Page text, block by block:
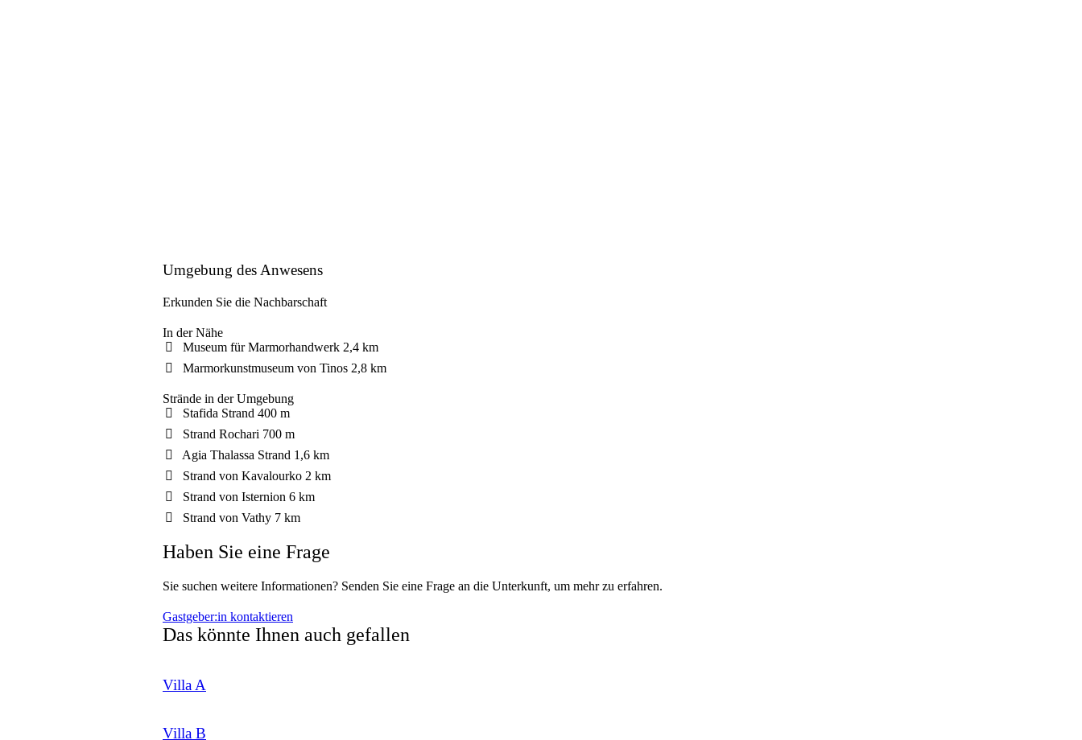
Umgebung des Anwesens
Erkunden Sie die Nachbarschaft
In der Nähe
Museum für Marmorhandwerk 2,4 km
Marmorkunstmuseum von Tinos 2,8 km
Strände in der Umgebung
Stafida Strand 400 m
Strand Rochari 700 m
Agia Thalassa Strand 1,6 km
Strand von Kavalourko 2 km
Strand von Isternion 6 km
Strand von Vathy 7 km
Haben Sie eine Frage
Sie suchen weitere Informationen? Senden Sie eine Frage an die Unterkunft, um mehr zu erfahren.
Gastgeber:in kontaktieren
Das könnte Ihnen auch gefallen
Villa A
Villa B